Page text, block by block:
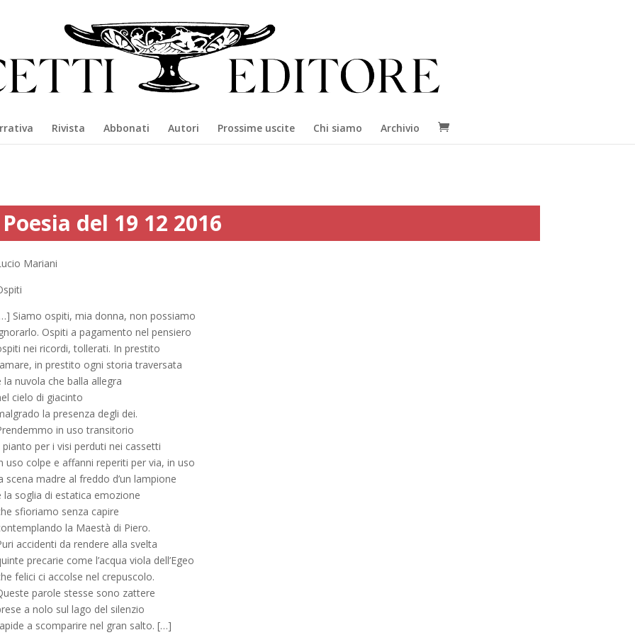
Rivista Abbonati Autori Prossime uscite Chi siamo Archivio
Poesia del 19 12 2016
Mariani
Siamo ospiti, mia donna, non possiamo
Ospiti a pagamento nel pensiero
nei ricordi, tollerati. In prestito
in prestito ogni storia traversata
la nuvola che balla allegra
cielo di giacinto
la presenza degli dei.
in uso transitorio
pianto per i visi perduti nei cassetti
uso colpe e affanni reperiti per via, in uso
scena madre al freddo d’un lampione
la soglia di estatica emozione
sfioriamo senza capire
la Maestà di Piero.
accidenti da rendere alla svelta
precarie come l’acqua viola dell’Egeo
felici ci accolse nel crepuscolo.
parole stesse sono zattere
a nolo sul lago del silenzio
a scomparire nel gran salto. […]